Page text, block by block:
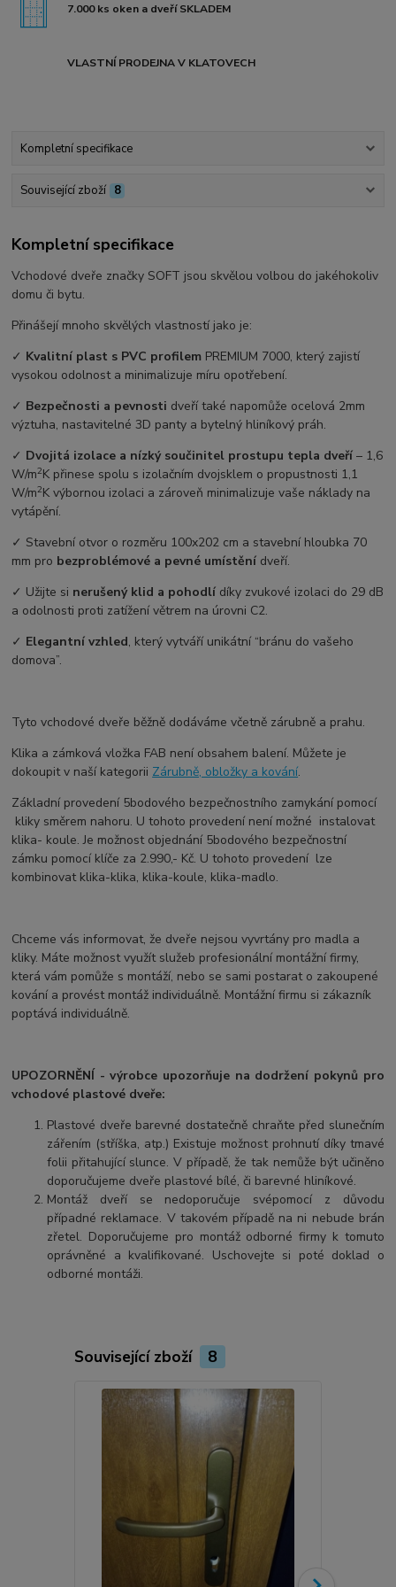
7.000 ks oken a dveří SKLADEM
VLASTNÍ PRODEJNA V KLATOVECH
Kompletní specifikace
Související zboží 8
Kompletní specifikace
Vchodové dveře značky SOFT jsou skvělou volbou do jakéhokoliv
domu či bytu.
Přinášejí mnoho skvělých vlastností jako je:
✓ Kvalitní plast s PVC profilem PREMIUM 7000, který zajistí
vysokou odolnost a minimalizuje míru opotřebení.
✓ Bezpečnosti a pevnosti dveří také napomůže ocelová 2mm
výztuha, nastavitelné 3D panty a bytelný hliníkový práh.
✓ Dvojitá izolace a nízký součinitel prostupu tepla dveří –⁠ 1,6
W/m2K přinese spolu s izolačním dvojsklem o propustnosti 1,1
W/m2K výbornou izolaci a zároveň minimalizuje vaše náklady na
vytápění.
✓ Stavební otvor o rozměru 100x202 cm a stavební hloubka 70
mm pro bezproblémové a pevné umístění dveří.
✓ Užijte si nerušený klid a pohodlí díky zvukové izolaci do 29 dB
a odolnosti proti zatížení větrem na úrovni C2.
✓ Elegantní vzhled, který vytváří unikátní “bránu do vašeho
domova”.
Tyto vchodové dveře běžně dodáváme včetně zárubně a prahu.
Klika a zámková vložka FAB není obsahem balení. Můžete je
dokoupit v naší kategorii Zárubně, obložky a kování.
Základní provedení 5bodového bezpečnostního zamykání pomocí
kliky směrem nahoru. U tohoto provedení není možné instalovat
klika- koule. Je možnost objednání 5bodového bezpečnostní
zámku pomocí klíče za 2.990,- Kč. U tohoto provedení lze
kombinovat klika-klika, klika-koule, klika-madlo.
Chceme vás informovat, že dveře nejsou vyvrtány pro madla a
kliky. Máte možnost využít služeb profesionální montážní firmy,
která vám pomůže s montáží, nebo se sami postarat o zakoupené
kování a provést montáž individuálně. Montážní firmu si zákazník
poptává individuálně.
UPOZORNĚNÍ - výrobce upozorňuje na dodržení pokynů pro
vchodové plastové dveře:
Plastové dveře barevné dostatečně chraňte před slunečním
zářením (stříška, atp.) Existuje možnost prohnutí díky tmavé
folii přitahující slunce. V případě, že tak nemůže být učiněno
doporučujeme dveře plastové bílé, či barevné hliníkové.
Montáž dveří se nedoporučuje svépomocí z důvodu
případné reklamace. V takovém případě na ni nebude brán
zřetel. Doporučujeme pro montáž odborné firmy k tomuto
oprávněné a kvalifikované. Uschovejte si poté doklad o
odborné montáži.
Související zboží 8